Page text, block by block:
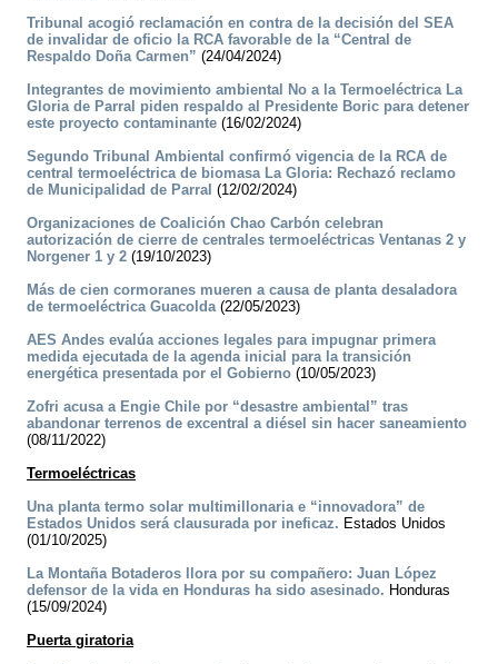
Tribunal acogió reclamación en contra de la decisión del SEA
de invalidar de oficio la RCA favorable de la “Central de
Respaldo Doña Carmen” (24/04/2024)
Integrantes de movimiento ambiental No a la Termoeléctrica La
Gloria de Parral piden respaldo al Presidente Boric para detener
este proyecto contaminante (16/02/2024)
Segundo Tribunal Ambiental confirmó vigencia de la RCA de
central termoeléctrica de biomasa La Gloria: Rechazó reclamo
de Municipalidad de Parral (12/02/2024)
Organizaciones de Coalición Chao Carbón celebran
autorización de cierre de centrales termoeléctricas Ventanas 2 y
Norgener 1 y 2 (19/10/2023)
Más de cien cormoranes mueren a causa de planta desaladora
de termoeléctrica Guacolda(22/05/2023)
AES Andes evalúa acciones legales para impugnar primera
medida ejecutada de la agenda inicial para la transición
energética presentada por el Gobierno (10/05/2023)
Zofri acusa a Engie Chile por “desastre ambiental” tras
abandonar terrenos de excentral a diésel sin hacer saneamiento
(08/11/2022)
Termoeléctricas
Una planta termo solar multimillonaria e “innovadora” de
Estados Unidos será clausurada por ineficaz. Estados Unidos
(01/10/2025)
La Montaña Botaderos llora por su compañero: Juan López
defensor de la vida en Honduras ha sido asesinado. Honduras
(15/09/2024)
Puerta giratoria